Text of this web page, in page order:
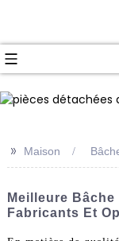
>> Maison
Meilleure Bâche
Fabricants Et